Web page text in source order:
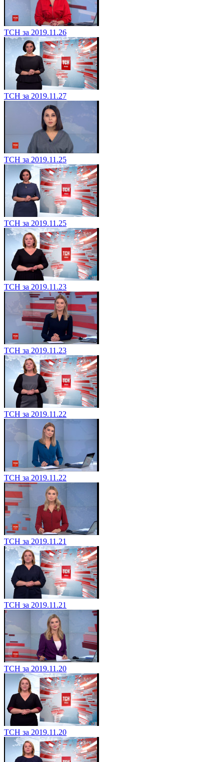
ТСН за 2019.11.26
ТСН за 2019.11.27
ТСН за 2019.11.25
ТСН за 2019.11.25
ТСН за 2019.11.23
ТСН за 2019.11.23
ТСН за 2019.11.22
ТСН за 2019.11.22
ТСН за 2019.11.21
ТСН за 2019.11.21
ТСН за 2019.11.20
ТСН за 2019.11.20